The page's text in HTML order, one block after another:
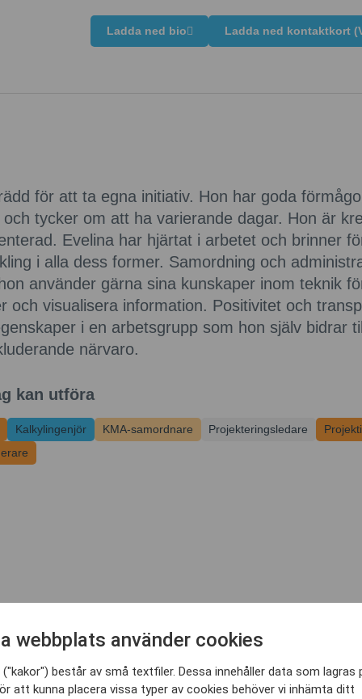
Ladda ned bio Ladda ned kontaktkort
för att ta egna initiativ. Hon har goda
tycker om att ha varierande dagar. Hon är
Evelina har hjärtat i arbetet och brinner
i alla dess former. Samordning och
använder gärna sina kunskaper inom teknik
och visualisera information. Positivitet och
i en arbetsgrupp som hon själv bidrar
närvaro.
kan utföra
Kalkylingenjör KMA-samordnare Projekteringsledare
webbplats använder cookies
består av små textfiler. Dessa innehåller data som lagras
att kunna placera vissa typer av cookies behöver vi inhämta ditt